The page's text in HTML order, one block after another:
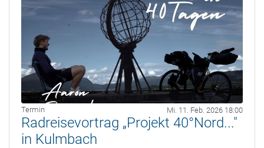
Termin Mi. 11. Feb. 2026 18:00
Radreisevortrag „Projekt 40°Nord..."
in Kulmbach